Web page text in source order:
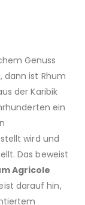
Genuss
dann ist Rhum
der Karibik
ein
wird und
Das beweist
Agricole
darauf hin,